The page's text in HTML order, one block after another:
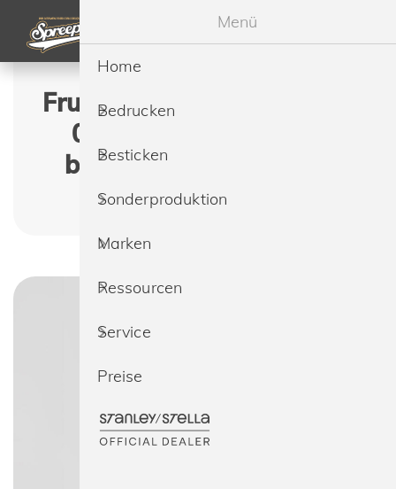
Fruit of the Loom 61-044-
0 Super Premium Tee
bedrucken & besticken
lassen
Menü
Home
Bedrucken
Besticken
Sonderproduktion
Marken
Ressourcen
Service
Preise